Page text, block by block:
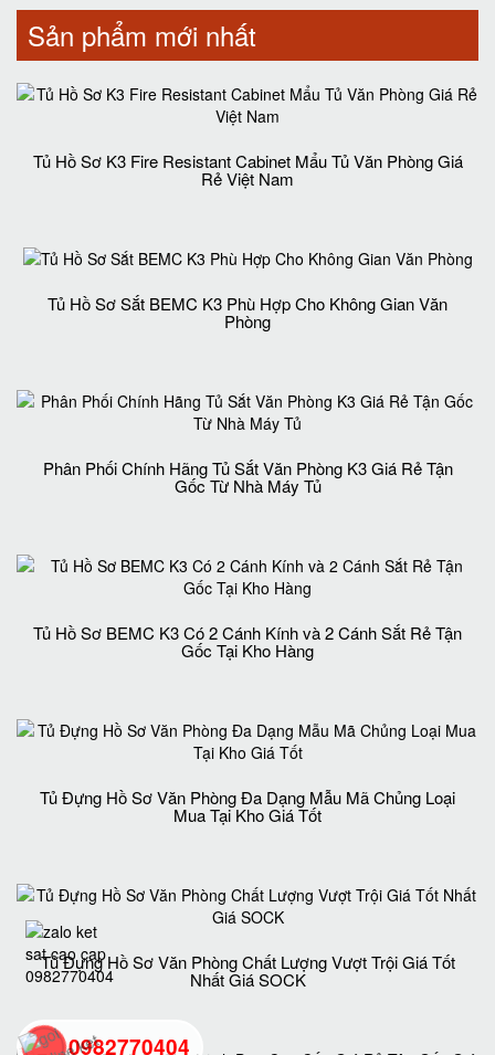
Sản phẩm mới nhất
Tủ Hồ Sơ K3 Fire Resistant Cabinet Mẩu Tủ Văn Phòng Giá
Rẻ Việt Nam
Tủ Hồ Sơ Sắt BEMC K3 Phù Hợp Cho Không Gian Văn
Phòng
Phân Phối Chính Hãng Tủ Sắt Văn Phòng K3 Giá Rẻ Tận
Gốc Từ Nhà Máy Tủ
Tủ Hồ Sơ BEMC K3 Có 2 Cánh Kính và 2 Cánh Sắt Rẻ Tận
Gốc Tại Kho Hàng
Tủ Đựng Hồ Sơ Văn Phòng Đa Dạng Mẫu Mã Chủng Loại
Mua Tại Kho Giá Tốt
Tủ Đựng Hồ Sơ Văn Phòng Chất Lượng Vượt Trội Giá Tốt
Nhất Giá SOCK
0982770404